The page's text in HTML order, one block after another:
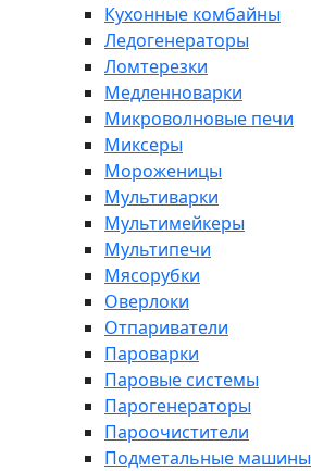
Кухонные комбайны
Ледогенераторы
Ломтерезки
Медленноварки
Микроволновые печи
Миксеры
Мороженицы
Мультиварки
Мультимейкеры
Мультипечи
Мясорубки
Оверлоки
Отпариватели
Пароварки
Паровые системы
Парогенераторы
Пароочистители
Подметальные машины